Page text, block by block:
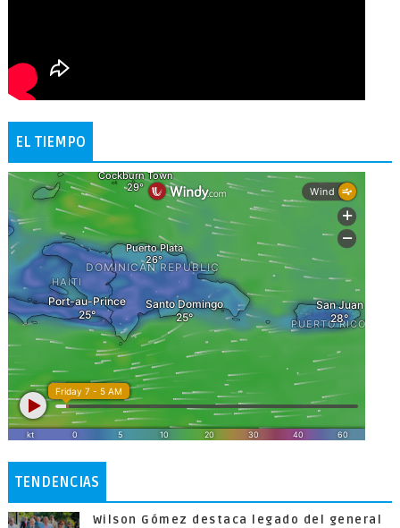
EL TIEMPO
TENDENCIAS
Wilson Gómez destaca legado del general